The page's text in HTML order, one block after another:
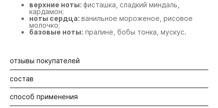
верхние ноты: фисташка, сладкий миндаль,
кардамон;
ноты сердца: ванильное мороженое, рисовое
молочко;
базовые ноты: пралине, бобы тонка, мускус.
отзывы покупателей
Будьте первыми! Оставьте отзыв об этом продукте
состав
Алоэ вера, масло миндаля, ароматические масла.
способ применения